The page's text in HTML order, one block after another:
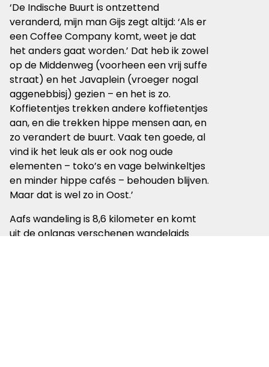
‘De Indische Buurt is ontzettend
veranderd, mijn man Gijs zegt altijd: ‘Als er
een Coffee Company komt, weet je dat
het anders gaat worden.’ Dat heb ik zowel
op de Middenweg (voorheen een vrij suffe
straat) en het Javaplein (vroeger nogal
aggenebbisj) gezien – en het is zo.
Koffietentjes trekken andere koffietentjes
aan, en die trekken hippe mensen aan, en
zo verandert de buurt. Vaak ten goede, al
vind ik het leuk als er ook nog oude
elementen – toko’s en vage belwinkeltjes
en minder hippe cafés – behouden blijven.
Maar dat is wel zo in Oost.’
Aafs wandeling is 8,6 kilometer en komt
uit de onlangs verschenen wandelgids